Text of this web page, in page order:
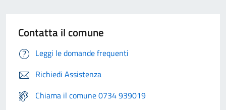
Contatta il comune
Leggi le domande frequenti
Richiedi Assistenza
Chiama il comune 0734 939019